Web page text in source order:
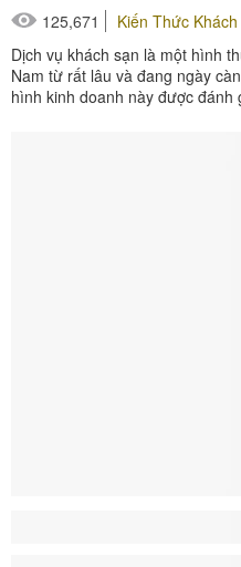
125,671
Kiến Thức Khách
Dịch vụ khách sạn là một hình
Nam từ rất lâu và đang ngày
hình kinh doanh này được đánh